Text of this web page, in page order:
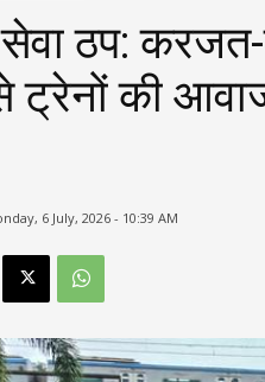
ठप:
की
6 July, 2026 - 10:39 AM